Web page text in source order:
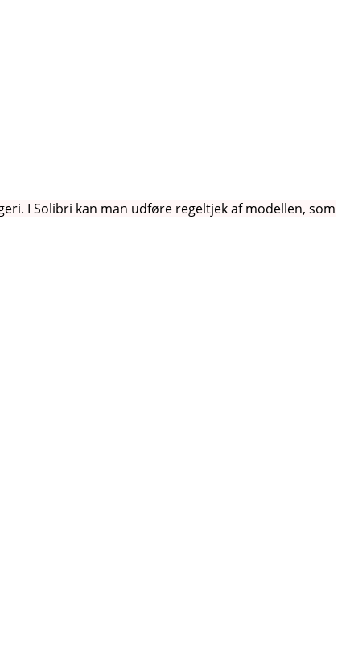
I Solibri kan man udføre regeltjek af modellen, som